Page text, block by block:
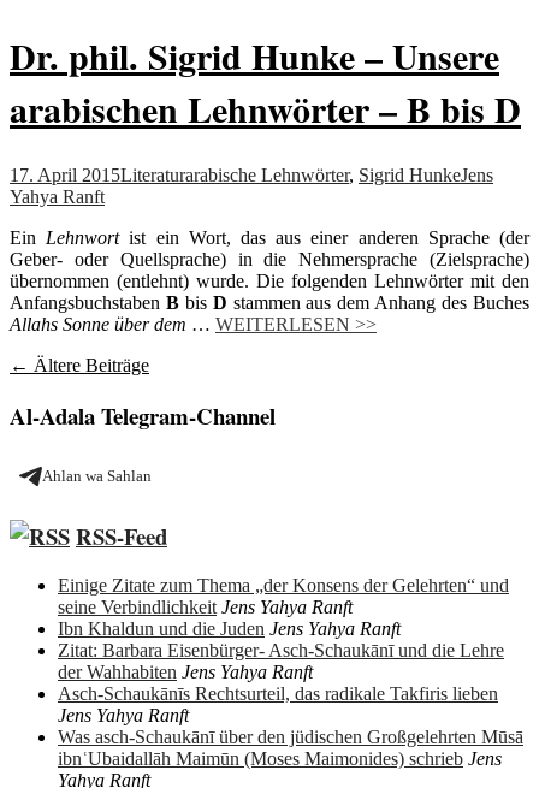
Dr. phil. Sigrid Hunke – Unsere
arabischen Lehnwörter – B bis D
17. April 2015Literaturarabische Lehnwörter, Sigrid HunkeJens
Yahya Ranft
Ein Lehnwortist ein Wort, das aus einer anderen Sprache (der
Geber- oder Quellsprache) in die Nehmersprache (Zielsprache)
übernommen (entlehnt) wurde. Die folgenden Lehnwörter mit den
Anfangsbuchstaben B bisD stammen aus dem Anhang des Buches
Allahs Sonne über dem … WEITERLESEN >>
Beitragsnavigation
← Ältere Beiträge
Al-Adala Telegram-Channel
Ahlan wa Sahlan
RSS-Feed
Einige Zitate zum Thema „der Konsens der Gelehrten“ und
seine Verbindlichkeit Jens Yahya Ranft
Ibn Khaldun und die Juden Jens Yahya Ranft
Zitat: Barbara Eisenbürger- Asch-Schaukānī und die Lehre
der Wahhabiten Jens Yahya Ranft
Asch-Schaukānīs Rechtsurteil, das radikale Takfiris lieben
Jens Yahya Ranft
Was asch-Schaukānī über den jüdischen Großgelehrten Mūsā
ibnʿUbaidallāh Maimūn (Moses Maimonides) schrieb Jens
Yahya Ranft